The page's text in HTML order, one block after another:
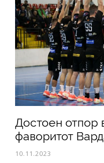
Достоен отпор
фаворитот
10.11.2023